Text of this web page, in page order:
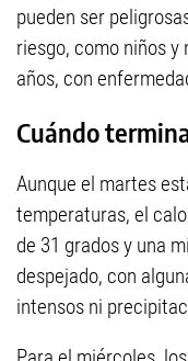
pueden ser
riesgo, como niños y
años, con
Cuándo
Aunque el martes
temperaturas, el
de 31 grados y una
despejado, con
intensos ni